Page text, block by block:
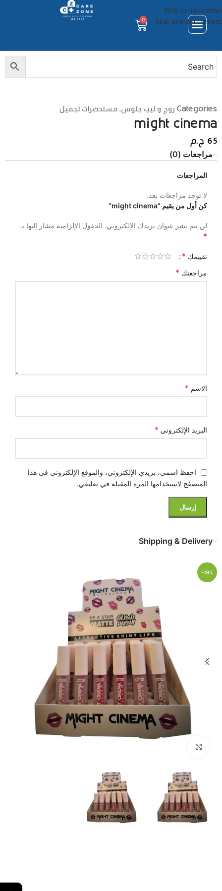
Skip to navigation
Skip to main content
0
Categoriesروج و ليب جلوس,مستحضرات تجميل
might cinema
65ج.م
مراجعات (0)
المراجعات
لا توجد مراجعات بعد.
كن أول من يقيم “might cinema”
لن يتم نشر عنوان بريدك الإلكتروني. الحقول الإلزامية مشار إليها بـ
*
تقييمك *
مراجعتك *
الاسم *
البريد الإلكتروني *
احفظ اسمي، بريدي الإلكتروني، والموقع الإلكتروني في هذا
المتصفح لاستخدامها المرة المقبلة في تعليقي.
Shipping & Delivery
-19%